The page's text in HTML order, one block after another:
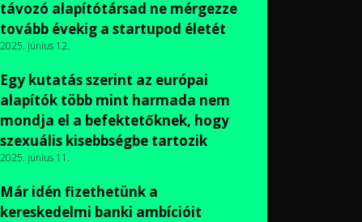
távozó alapítótársad ne mérgezze
tovább évekig a startupod életét
2025. június 12.
Egy kutatás szerint az európai
alapítók több mint harmada nem
mondja el a befektetőknek, hogy
szexuális kisebbségbe tartozik
2025. június 11.
Már idén fizethetünk a
kereskedelmi banki ambícióit